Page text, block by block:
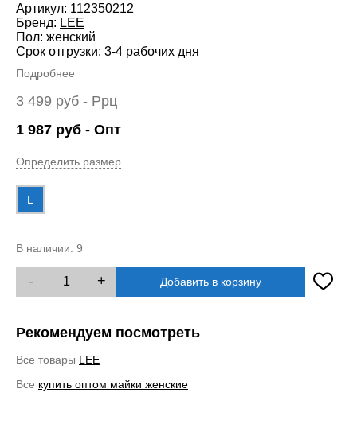
Артикул: 112350212
Бренд: LEE
Пол: женский
Срок отгрузки: 3-4 рабочих дня
Подробнее
3 499 руб - Ррц
1 987 руб - Опт
Определить размер
L
В наличии: 9
- + Добавить в корзину
Рекомендуем посмотреть
Все товары LEE
Все купить оптом майки женские